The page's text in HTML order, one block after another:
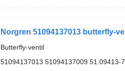
Norgren 51094137013 butterfly-
Butterfly-ventil
51094137013 51094137009 51.09413-